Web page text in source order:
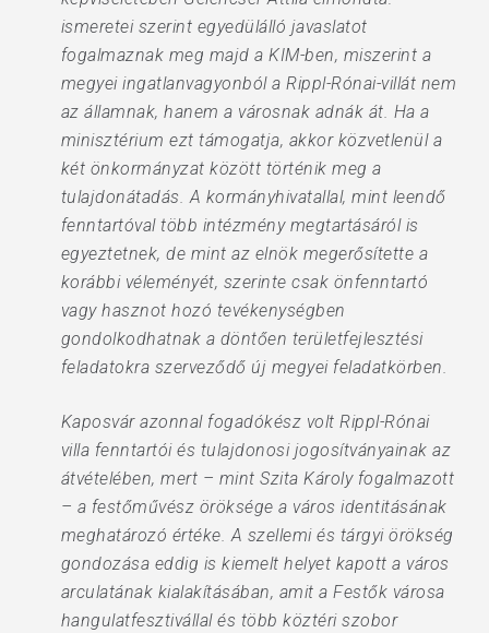
ismeretei szerint egyedülálló javaslatot
fogalmaznak meg majd a KIM-ben, miszerint a
megyei ingatlanvagyonból a Rippl-Rónai-villát nem
az államnak, hanem a városnak adnák át. Ha a
minisztérium ezt támogatja, akkor közvetlenül a
két önkormányzat között történik meg a
tulajdonátadás. A kormányhivatallal, mint leendő
fenntartóval több intézmény megtartásáról is
egyeztetnek, de mint az elnök megerősítette a
korábbi véleményét, szerinte csak önfenntartó
vagy hasznot hozó tevékenységben
gondolkodhatnak a döntően területfejlesztési
feladatokra szerveződő új megyei feladatkörben.
Kaposvár azonnal fogadókész volt Rippl-Rónai
villa fenntartói és tulajdonosi jogosítványainak az
átvételében, mert – mint Szita Károly fogalmazott
– a festőművész öröksége a város identitásának
meghatározó értéke. A szellemi és tárgyi örökség
gondozása eddig is kiemelt helyet kapott a város
arculatának kialakításában, amit a Festők városa
hangulatfesztivállal és több köztéri szobor